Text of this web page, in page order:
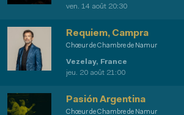
ven. 14 août 20:30
Chœur de Chambre de Namur
Requiem, Campra
Vezelay, France
jeu. 20 août 21:00
Chœur de Chambre de Namur
Pasión Argentina